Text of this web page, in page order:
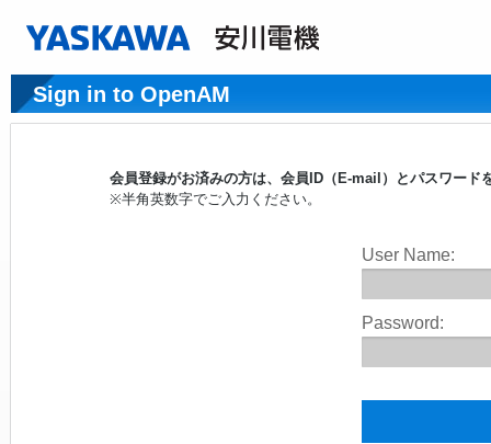
Sign in to OpenAM
会員登録がお済みの方は、会員ID（E-mail）とパスワー
※半角英数字でご入力ください。
User Name:
Password: